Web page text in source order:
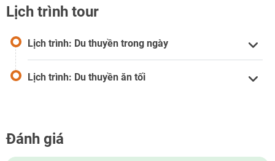
Lịch trình tour
Lịch trình: Du thuyền trong ngày
Lịch trình: Du thuyền ăn tối
Đánh giá